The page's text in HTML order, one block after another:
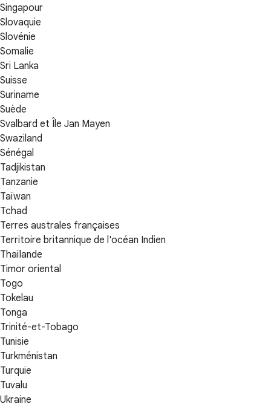
Singapour
Slovaquie
Slovénie
Somalie
Sri Lanka
Suisse
Suriname
Suède
Svalbard et Île Jan Mayen
Swaziland
Sénégal
Tadjikistan
Tanzanie
Taïwan
Tchad
Terres australes françaises
Territoire britannique de l'océan Indien
Thaïlande
Timor oriental
Togo
Tokelau
Tonga
Trinité-et-Tobago
Tunisie
Turkménistan
Turquie
Tuvalu
Ukraine